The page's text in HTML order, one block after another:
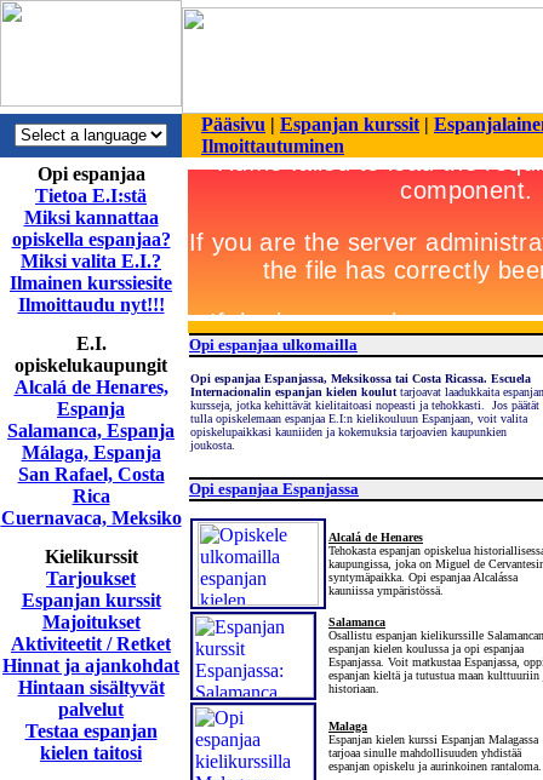
Pääsivu | Espanjan kurssit |
Ilmoittautuminen
Opi espanjaa
Tietoa E.I:stä
Miksi kannattaa
opiskella espanjaa?
Miksi valita E.I.?
Ilmainen kurssiesite
Ilmoittaudu nyt!!!
E.I.
opiskelukaupungit
Alcalá de Henares,
Espanja
Salamanca, Espanja
Málaga, Espanja
San Rafael, Costa
Rica
Cuernavaca, Meksiko
Kielikurssit
Tarjoukset
Espanjan kurssit
Majoitukset
Aktiviteetit / Retket
Hinnat ja ajankohdat
Hintaan sisältyvät
palvelut
Testaa espanjan
kielen taitosi
Opi espanjaa ulkomailla
Opi espanjaa Espanjassa, Meksikossa tai Costa Ricassa. Escuela
Internacionalin espanjan kielen koulut tarjoavat laadukkaita espanjan
kursseja, jotka kehittävät kielitaitoasi nopeasti ja tehokkasti. Jos päätät
tulla opiskelemaan espanjaa E.I:n kielikouluun Espanjaan, voit valita
opiskelupaikkasi kauniiden ja kokemuksia tarjoavien kaupunkien
joukosta.
Opi espanjaa Espanjassa
Alcalá de Henares
Tehokasta espanjan opiskelua
kaupungissa, joka on Miguel de
syntymäpaikka. Opi espanjaa Alcalássa
kauniissa ympäristössä.
Salamanca
Osallistu espanjan kielikurssille Salamancan
espanjan kielen koulussa ja opi espanjaa
Espanjassa. Voit matkustaa Espanjassa,
espanjan kieltä ja tutustua maan kulttuuriin
historiaan.
Malaga
Espanjan kielen kurssi Espanjan Malagassa
tarjoaa sinulle mahdollisuuden yhdistää
espanjan opiskelu ja aurinkoinen rantaloma.